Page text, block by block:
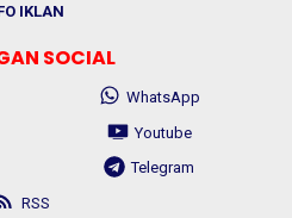
IKLAN
SOCIAL
WhatsApp
Youtube
Telegram
RSS